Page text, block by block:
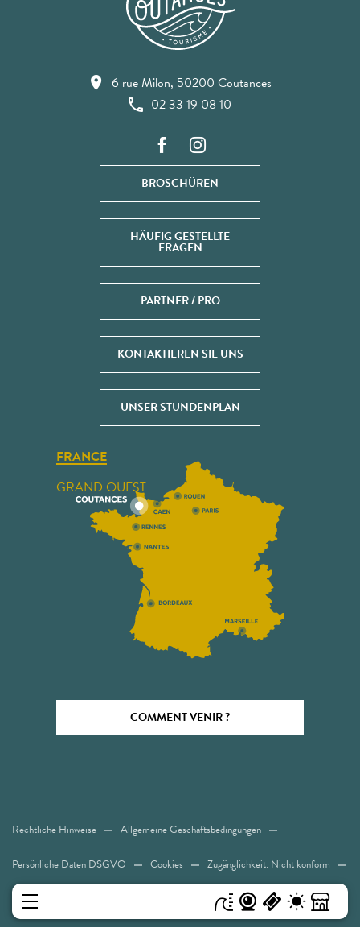
6 rue Milon, 50200 Coutances
02 33 19 08 10
BROSCHÜREN
HÄUFIG GESTELLTE
FRAGEN
PARTNER / PRO
KONTAKTIEREN SIE UNS
UNSER STUNDENPLAN
FRANCE
GRAND OUEST
COMMENT VENIR ?
Rechtliche Hinweise Allgemeine Geschäftsbedingungen
Persönliche Daten DSGVO Cookies Zugänglichkeit: Nicht konform
Sitemap